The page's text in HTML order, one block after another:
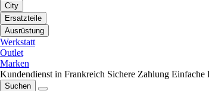
City
Ersatzteile
Ausrüstung
Werkstatt
Outlet
Marken
Kundendienst in Frankreich Sichere Zahlung Einfache
Suchen